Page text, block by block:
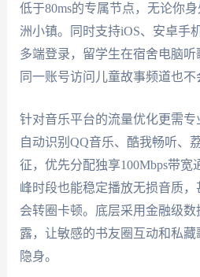
低于80ms的专属节点，无论你
洲小镇。同时支持iOS、安卓手
多端登录，留学生在宿舍电脑
同一账号访问儿童故事频道也不
针对音乐平台的流量优化更需
自动识别QQ音乐、酷我畅听、
征，优先分配独享100Mbps带宽
峰时段也能稳定播放无损音质
会转圈卡顿。底层采用金融级
露，让敏感的书友圈互动和私
隐身。